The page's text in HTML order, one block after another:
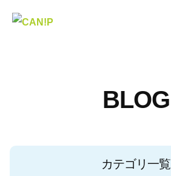
BLOG
カテゴリ一覧